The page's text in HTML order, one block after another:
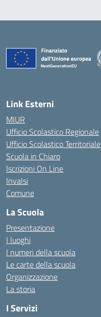
Link Esterni
MIUR
Ufficio Scolastico Regionale
Ufficio Scolastico Territoriale
Scuola in Chiaro
Iscrizioni On Line
Invalsi
Comune
La Scuola
Presentazione
I luoghi
I numeri della scuola
Le carte della scuola
Organizzazione
La storia
I Servizi